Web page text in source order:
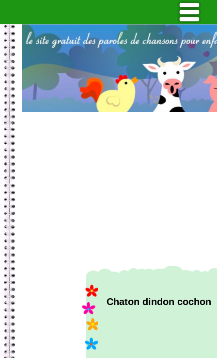
Chaton dindon cochon